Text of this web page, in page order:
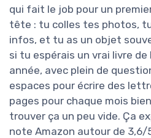
qui fait le job pour un
tête : tu colles tes photos,
infos, et tu as un objet
si tu espérais un vrai livre de
année, avec plein de
espaces pour écrire des
pages pour chaque mois
trouver ça un peu vide. Ça
note Amazon autour de 3,6/